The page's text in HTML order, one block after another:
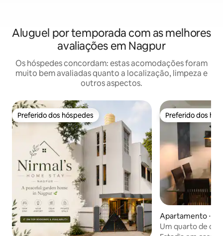
Aluguel por temporada com as melhores
avaliações em Nagpur
Os hóspedes concordam: estas acomodações foram
muito bem avaliadas quanto a localização, limpeza e
outros aspectos.
Preferido dos hóspedes
Preferido dos hóspedes Preferido dos
Preferido dos
Apartamento ⋅
Um quarto de